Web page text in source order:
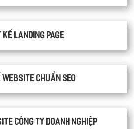
kế Landing Page
chuẩn SEO
công ty doanh nghiệp
vui lòng gọi1900 636 648